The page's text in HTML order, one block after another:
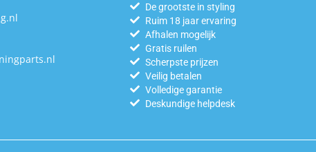
De grootste in styling
Ruim 18 jaar ervaring
Afhalen mogelijk
Gratis ruilen
Scherpste prijzen
Veilig betalen
Volledige garantie
Deskundige helpdesk